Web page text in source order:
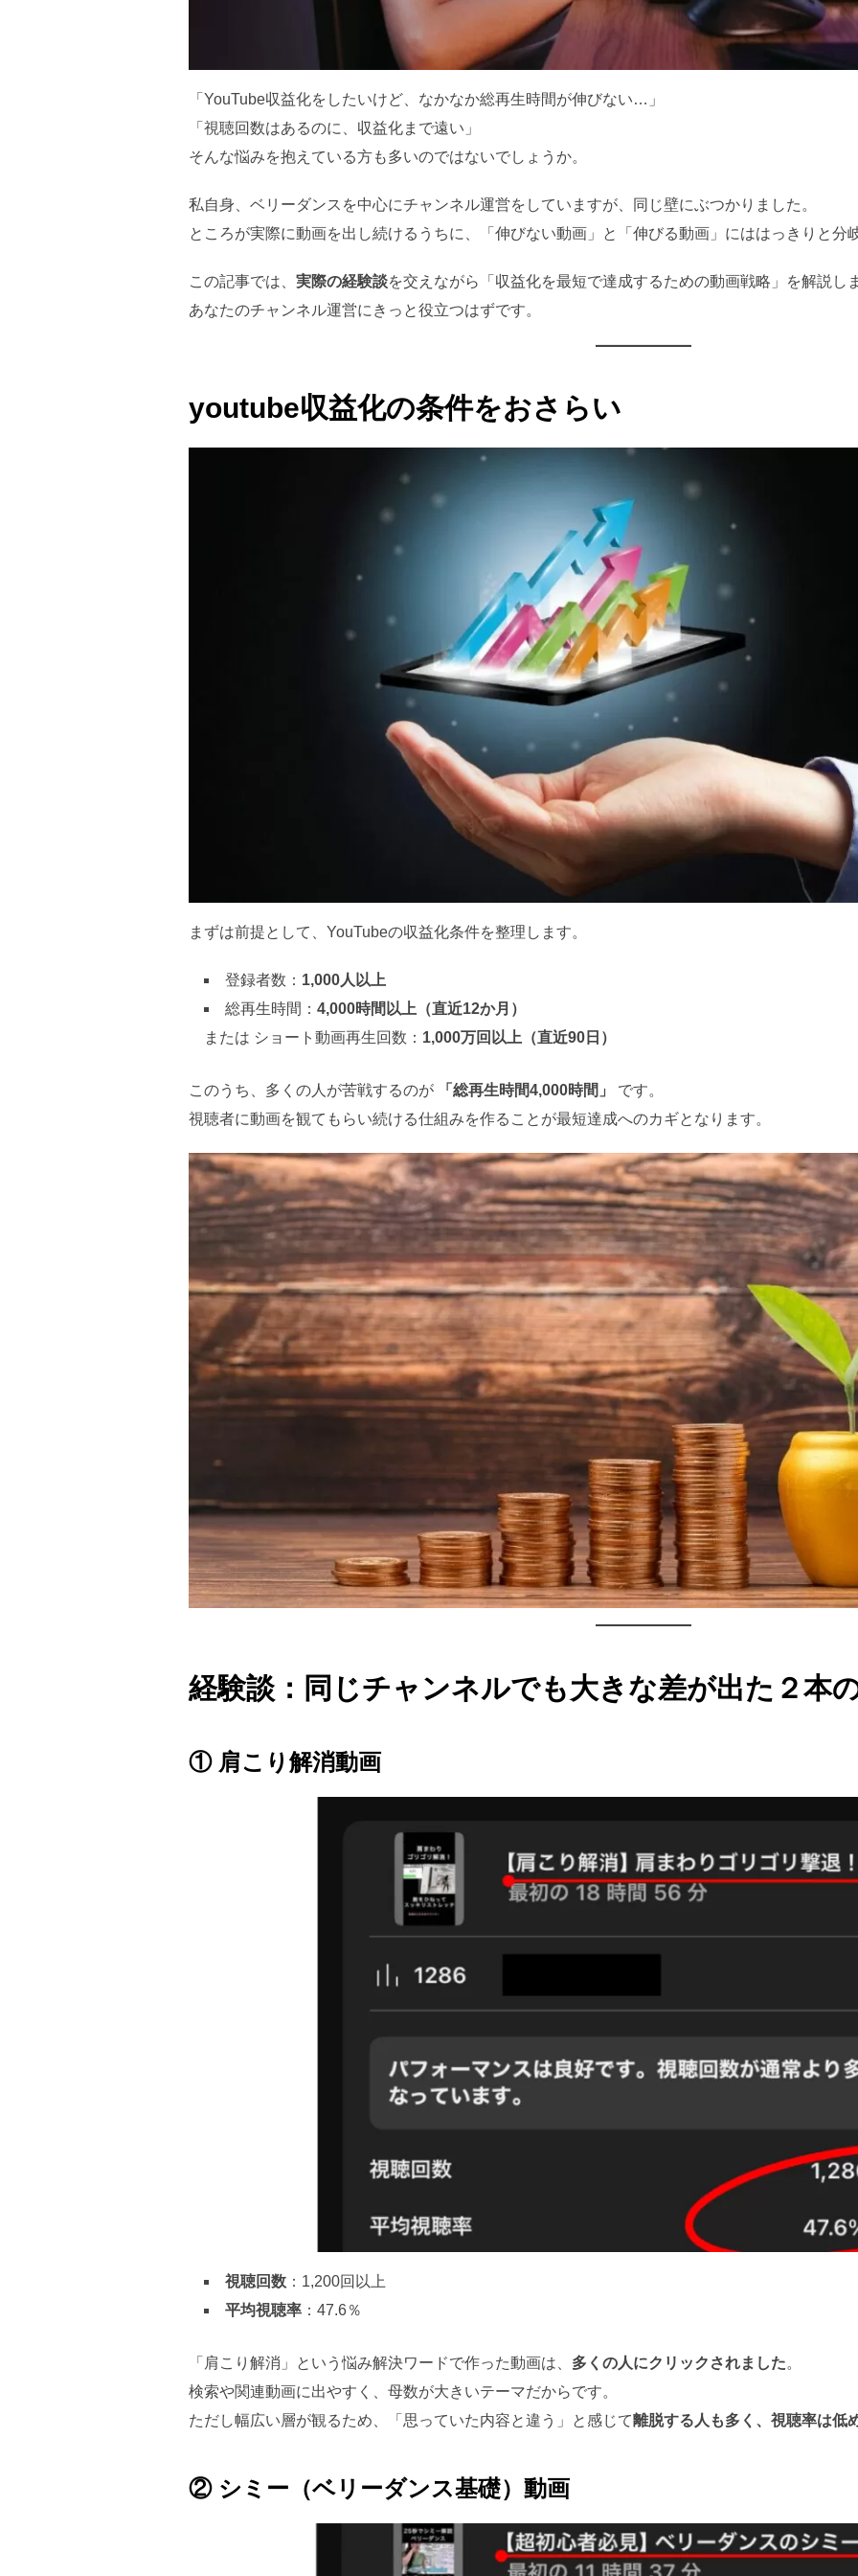
「YouTube収益化をしたいけど、なかなか総再生時間が伸びない…」
「視聴回数はあるのに、収益化まで遠い」
そんな悩みを抱えている方も多いのではないでしょうか。
私自身、ベリーダンスを中心にチャンネル運営をしていますが、同じ壁にぶつかりました。
ところが実際に動画を出し続けるうちに、「伸びない動画」と「伸びる動画」にははっきりと分
この記事では、 実際の経験談を交えながら「収益化を最短で達成するための動画戦略」を解説し
あなたのチャンネル運営にきっと役立つはずです。
youtube収益化の条件をおさらい
まずは前提として、YouTubeの収益化条件を整理します。
登録者数： 1,000人以上
総再生時間： 4,000時間以上（直近12か月）
または ショート動画再生回数： 1,000万回以上（直近90日）
このうち、多くの人が苦戦するのが 「総再生時間4,000時間」
です。
視聴者に動画を観てもらい続ける仕組みを作ることが最短達成へのカギとなります。
経験談：同じチャンネルでも大きな差が出た２本
① 肩こり解消動画
視聴回数 ：1,200回以上
平均視聴率 ：47.6％
「肩こり解消」という悩み解決ワードで作った動画は、 多くの人にクリックされました。
検索や関連動画に出やすく、母数が大きいテーマだからです。
ただし幅広い層が観るため、「思っていた内容と違う」と感じて離脱する人も多く、視聴率は低
② シミー（ベリーダンス基礎）動画